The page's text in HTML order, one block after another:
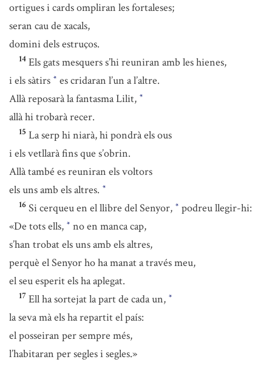
ortigues i cards ompliran les fortaleses;
seran cau de xacals,
domini dels estruços.
14 Els gats mesquers s’hi reuniran amb les hienes,
i els sàtirs * es cridaran l’un a l’altre.
Allà reposarà la fantasma Lilit, *
allà hi trobarà recer.
15 La serp hi niarà, hi pondrà els ous
i els vetllarà fins que s’obrin.
Allà també es reuniran els voltors
els uns amb els altres. *
16 Si cerqueu en el llibre del Senyor, * podreu llegir-hi:
«De tots ells, * no en manca cap,
s’han trobat els uns amb els altres,
perquè el Senyor ho ha manat a través meu,
el seu esperit els ha aplegat.
17 Ell ha sortejat la part de cada un, *
la seva mà els ha repartit el país:
el posseiran per sempre més,
l’habitaran per segles i segles.»